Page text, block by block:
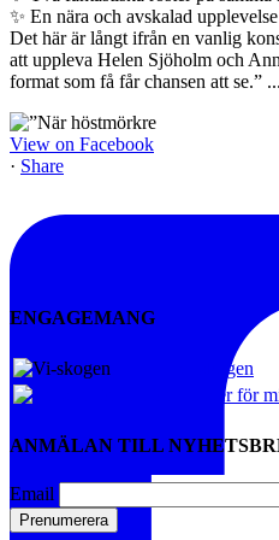
✨ En nära och avskalad
Det här är långt ifrån en vanlig
att uppleva Helen Sjöholm och
format som få får chansen att se.” ...
View on Facebook
· Share
ENGAGEMANG
Vi-skogen
Artister för
ANMÄLAN TILL
Email